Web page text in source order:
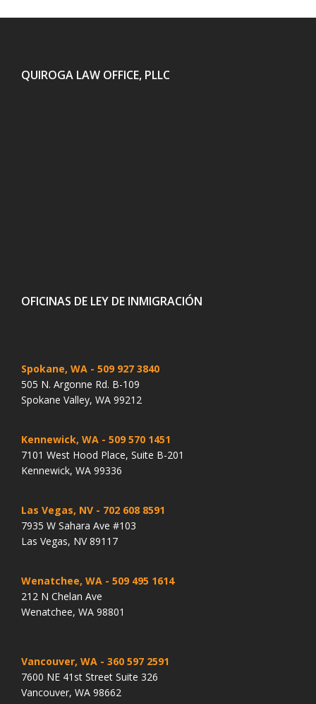
QUIROGA LAW OFFICE, PLLC
OFICINAS DE LEY DE INMIGRACIÓN
Spokane, WA - 509 927 3840
505 N. Argonne Rd. B-109
Spokane Valley, WA 99212
Kennewick, WA - 509 570 1451
7101 West Hood Place, Suite B-201
Kennewick, WA 99336
Las Vegas, NV - 702 608 8591
7935 W Sahara Ave #103
Las Vegas, NV 89117
Wenatchee, WA - 509 495 1614
212 N Chelan Ave
Wenatchee, WA 98801
Vancouver, WA - 360 597 2591
7600 NE 41st Street Suite 326
Vancouver, WA 98662